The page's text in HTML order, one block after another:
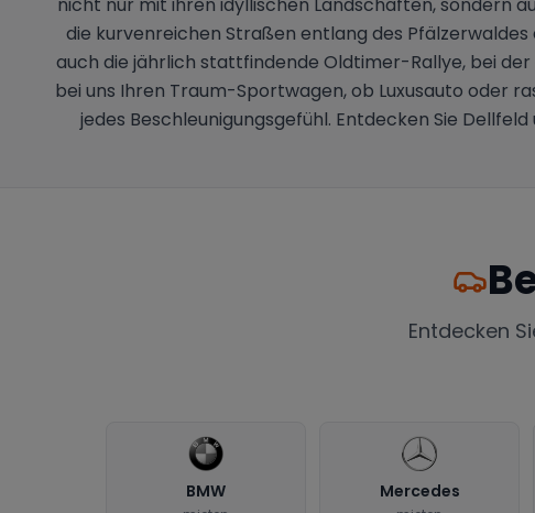
die kurvenreichen Straßen entlang des
auch die jährlich stattfindende Oldtimer-Rallye, bei der
bei uns Ihren Traum-Sportwagen, ob Luxusauto oder
jedes Beschleunigungsgefühl. Entdecken Sie
Entdecken
BMW Mercedes